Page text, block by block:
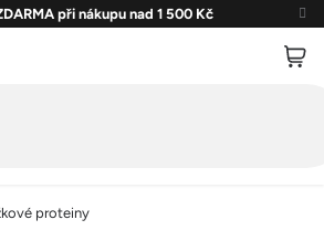
při nákupu nad 1 500 Kč
proteiny